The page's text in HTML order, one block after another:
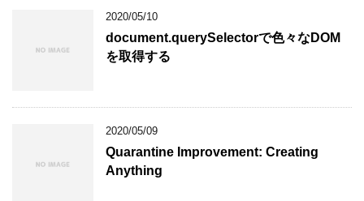
2020/05/10
document.querySelectorで色々なDOM
を取得する
2020/05/09
Quarantine Improvement: Creating
Anything